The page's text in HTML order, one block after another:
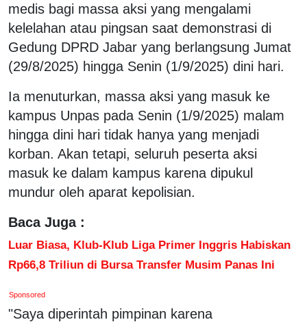
medis bagi massa aksi yang mengalami
kelelahan atau pingsan saat demonstrasi di
Gedung DPRD Jabar yang berlangsung Jumat
(29/8/2025) hingga Senin (1/9/2025) dini hari.
Ia menuturkan, massa aksi yang masuk ke
kampus Unpas pada Senin (1/9/2025) malam
hingga dini hari tidak hanya yang menjadi
korban. Akan tetapi, seluruh peserta aksi
masuk ke dalam kampus karena dipukul
mundur oleh aparat kepolisian.
Baca Juga :
Luar Biasa, Klub-Klub Liga Primer Inggris Habiskan
Rp66,8 Triliun di Bursa Transfer Musim Panas Ini
Sponsored
"Saya diperintah pimpinan karena